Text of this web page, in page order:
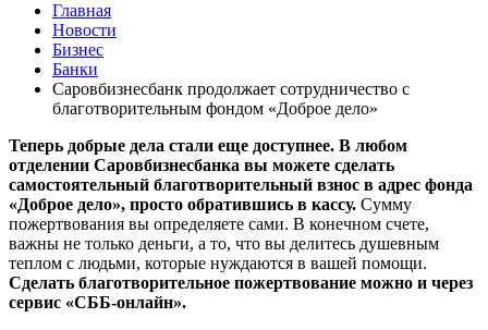
Главная
Новости
Бизнес
Банки
Саровбизнесбанк продолжает сотрудничество с
благотворительным фондом «Доброе дело»
Теперь добрые дела стали еще доступнее. В любом
отделении Саровбизнесбанка вы можете сделать
самостоятельный благотворительный взнос в адрес фонда
«Доброе дело», просто обратившись в кассу. Сумму
пожертвования вы определяете сами. В конечном счете,
важны не только деньги, а то, что вы делитесь душевным
теплом с людьми, которые нуждаются в вашей помощи.
Сделать благотворительное пожертвование можно и через
сервис «СББ-онлайн».